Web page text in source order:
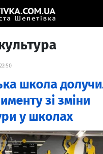
школа
зі зміни
у школах